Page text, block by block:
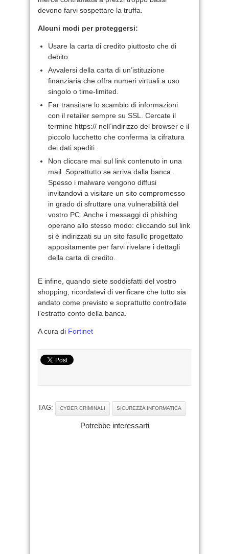
devono farvi sospettare la truffa.
Alcuni modi per proteggersi:
Usare la carta di credito piuttosto che di
debito.
Avvalersi della carta di un’istituzione
finanziaria che offra numeri virtuali a uso
singolo o time-limited.
Far transitare lo scambio di informazioni
con il retailer sempre su SSL. Cercate il
termine https:// nell’indirizzo del browser e il
piccolo lucchetto che conferma la cifratura
dei dati spediti.
Non cliccare mai sul link contenuto in una
mail. Soprattutto se arriva dalla banca.
Spesso i malware vengono diffusi
invitandovi a visitare un sito compromesso
in grado di sfruttare una vulnerabilità del
vostro PC. Anche i messaggi di phishing
operano allo stesso modo: cliccando sul link
si è indirizzati su un sito fasullo progettato
appositamente per farvi rivelare i dettagli
della carta di credito.
E infine, quando siete soddisfatti del vostro
shopping, ricordatevi di verificare che tutto sia
andato come previsto e soprattutto controllate
l’estratto conto della banca.
A cura di Fortinet
TAG: CYBER CRIMINALI SICUREZZA INFORMATICA
Potrebbe interessarti